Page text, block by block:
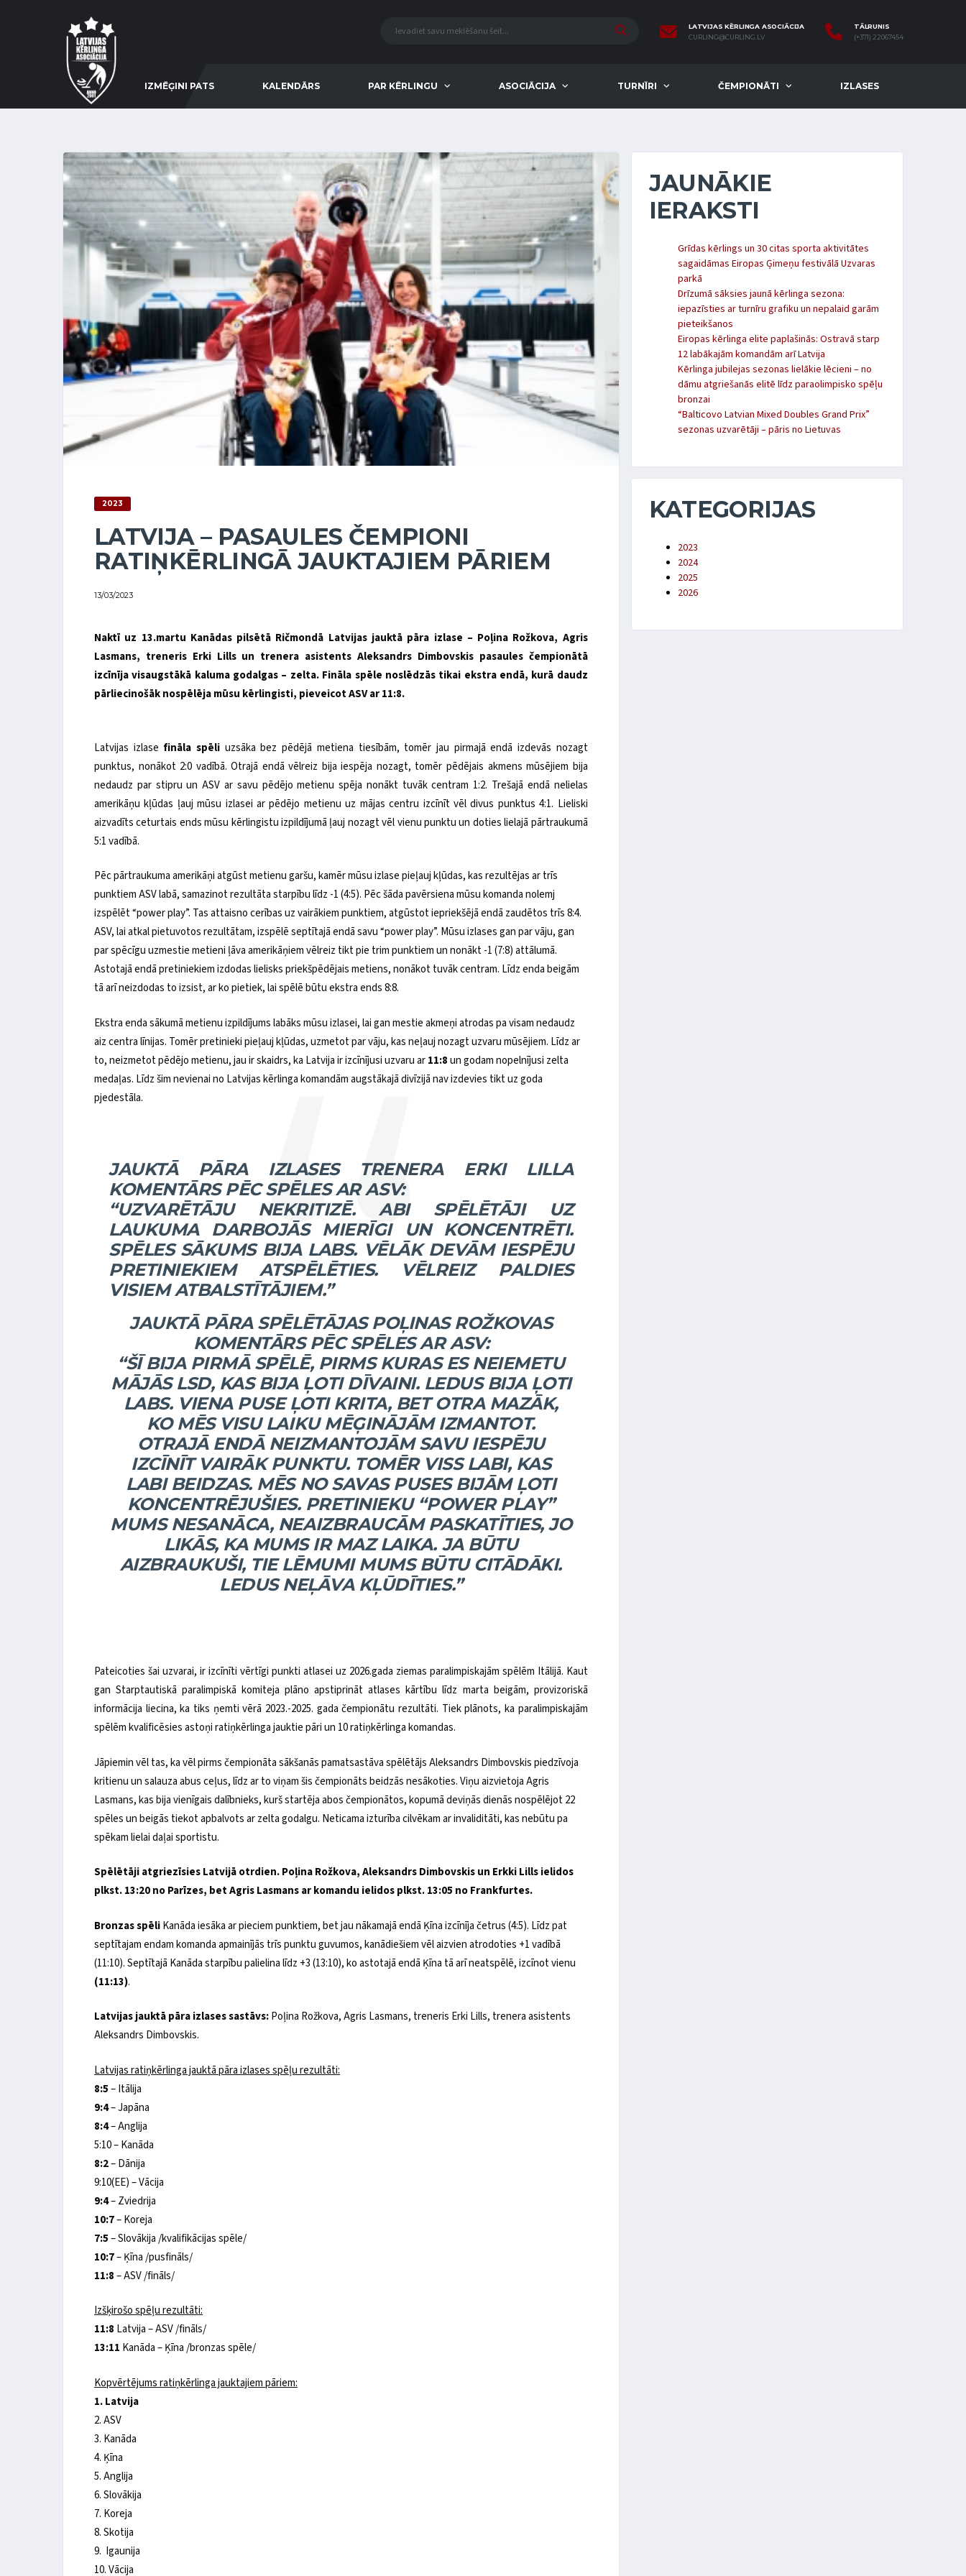
LATVIJAS KĒRLINGA ASOCIĀCIJA
CURLING@CURLING.LV
TĀLRUNIS
(+371) 22067454
IZMĒĢINI PATS KALENDĀRS PAR KĒRLINGU ASOCIĀCIJA TURNĪRI ČEMPIONĀTI IZLASES
2023
LATVIJA – PASAULES ČEMPIONI
RATIŅKĒRLINGĀ JAUKTAJIEM PĀRIEM
13/03/2023
Naktī uz 13.martu Kanādas pilsētā Ričmondā Latvijas jauktā pāra izlase – Poļina Rožkova, Agris
Lasmans, treneris Erki Lills un trenera asistents Aleksandrs Dimbovskis pasaules čempionātā
izcīnīja visaugstākā kaluma godalgas – zelta. Fināla spēle noslēdzās tikai ekstra endā, kurā daudz
pārliecinošāk nospēlēja mūsu kērlingisti, pieveicot ASV ar 11:8.
Latvijas izlase fināla spēli uzsāka bez pēdējā metiena tiesībām, tomēr jau pirmajā endā izdevās nozagt
punktus, nonākot 2:0 vadībā. Otrajā endā vēlreiz bija iespēja nozagt, tomēr pēdējais akmens mūsējiem bija
nedaudz par stipru un ASV ar savu pēdējo metienu spēja nonākt tuvāk centram 1:2. Trešajā endā nelielas
amerikāņu kļūdas ļauj mūsu izlasei ar pēdējo metienu uz mājas centru izcīnīt vēl divus punktus 4:1. Lieliski
aizvadīts ceturtais ends mūsu kērlingistu izpildījumā ļauj nozagt vēl vienu punktu un doties lielajā pārtraukumā
5:1 vadībā.
Pēc pārtraukuma amerikāņi atgūst metienu garšu, kamēr mūsu izlase pieļauj kļūdas, kas rezultējas ar trīs
punktiem ASV labā, samazinot rezultāta starpību līdz -1 (4:5). Pēc šāda pavērsiena mūsu komanda nolemj
izspēlēt “power play”. Tas attaisno cerības uz vairākiem punktiem, atgūstot iepriekšējā endā zaudētos trīs 8:4.
ASV, lai atkal pietuvotos rezultātam, izspēlē septītajā endā savu “power play”. Mūsu izlases gan par vāju, gan
par spēcīgu uzmestie metieni ļāva amerikāņiem vēlreiz tikt pie trim punktiem un nonākt -1 (7:8) attālumā.
Astotajā endā pretiniekiem izdodas lielisks priekšpēdējais metiens, nonākot tuvāk centram. Līdz enda beigām
tā arī neizdodas to izsist, ar ko pietiek, lai spēlē būtu ekstra ends 8:8.
Ekstra enda sākumā metienu izpildījums labāks mūsu izlasei, lai gan mestie akmeņi atrodas pa visam nedaudz
aiz centra līnijas. Tomēr pretinieki pieļauj kļūdas, uzmetot par vāju, kas neļauj nozagt uzvaru mūsējiem. Līdz ar
to, neizmetot pēdējo metienu, jau ir skaidrs, ka Latvija ir izcīnījusi uzvaru ar11:8un godam nopelnījusi zelta
medaļas. Līdz šim nevienai no Latvijas kērlinga komandām augstākajā divīzijā nav izdevies tikt uz goda
pjedestāla.
JAUKTĀ PĀRA IZLASES TRENERA ERKI LILLA
KOMENTĀRS PĒC SPĒLES AR ASV:
“UZVARĒTĀJU NEKRITIZĒ. ABI SPĒLĒTĀJI UZ
LAUKUMA DARBOJĀS MIERĪGI UN KONCENTRĒTI.
SPĒLES SĀKUMS BIJA LABS. VĒLĀK DEVĀM IESPĒJU
PRETINIEKIEM ATSPĒLĒTIES. VĒLREIZ PALDIES
VISIEM ATBALSTĪTĀJIEM.”
JAUKTĀ PĀRA SPĒLĒTĀJAS POĻINAS ROŽKOVAS
KOMENTĀRS PĒC SPĒLES AR ASV:
“ŠĪ BIJA PIRMĀ SPĒLĒ, PIRMS KURAS ES NEIEMETU
MĀJĀS LSD, KAS BIJA ĻOTI DĪVAINI. LEDUS BIJA ĻOTI
LABS. VIENA PUSE ĻOTI KRITA, BET OTRA MAZĀK,
KO MĒS VISU LAIKU MĒĢINĀJĀM IZMANTOT.
OTRAJĀ ENDĀ NEIZMANTOJĀM SAVU IESPĒJU
IZCĪNĪT VAIRĀK PUNKTU. TOMĒR VISS LABI, KAS
LABI BEIDZAS. MĒS NO SAVAS PUSES BIJĀM ĻOTI
KONCENTRĒJUŠIES. PRETINIEKU “POWER PLAY”
MUMS NESANĀCA, NEAIZBRAUCĀM PASKATĪTIES, JO
LIKĀS, KA MUMS IR MAZ LAIKA. JA BŪTU
AIZBRAUKUŠI, TIE LĒMUMI MUMS BŪTU CITĀDĀKI.
LEDUS NEĻĀVA KĻŪDĪTIES.”
Pateicoties šai uzvarai, ir izcīnīti vērtīgi punkti atlasei uz 2026.gada ziemas paralimpiskajām spēlēm Itālijā. Kaut
gan Starptautiskā paralimpiskā komiteja plāno apstiprināt atlases kārtību līdz marta beigām, provizoriskā
informācija liecina, ka tiks ņemti vērā 2023.-2025. gada čempionātu rezultāti. Tiek plānots, ka paralimpiskajām
spēlēm kvalificēsies astoņi ratiņkērlinga jauktie pāri un 10 ratiņkērlinga komandas.
Jāpiemin vēl tas, ka vēl pirms čempionāta sākšanās pamatsastāva spēlētājs Aleksandrs Dimbovskis piedzīvoja
kritienu un salauza abus ceļus, līdz ar to viņam šis čempionāts beidzās nesākoties. Viņu aizvietoja Agris
Lasmans, kas bija vienīgais dalībnieks, kurš startēja abos čempionātos, kopumā deviņās dienās nospēlējot 22
spēles un beigās tiekot apbalvots ar zelta godalgu. Neticama izturība cilvēkam ar invaliditāti, kas nebūtu pa
spēkam lielai daļai sportistu.
Spēlētāji atgriezīsies Latvijā otrdien. Poļina Rožkova, Aleksandrs Dimbovskis un Erkki Lills ielidos
plkst. 13:20 no Parīzes, bet Agris Lasmans ar komandu ielidos plkst. 13:05 no Frankfurtes.
Bronzas spēliKanāda iesāka ar pieciem punktiem, bet jau nākamajā endā Ķīna izcīnīja četrus (4:5). Līdz pat
septītajam endam komanda apmainījās trīs punktu guvumos, kanādiešiem vēl aizvien atrodoties +1 vadībā
(11:10). Septītajā Kanāda starpību palielina līdz +3 (13:10), ko astotajā endā Ķīna tā arī neatspēlē, izcīnot vienu
(11:13).
Latvijas jauktā pāra izlases sastāvs:Poļina Rožkova, Agris Lasmans, treneris Erki Lills, trenera asistents
Aleksandrs Dimbovskis.
Latvijas ratiņkērlinga jauktā pāra izlases spēļu rezultāti:
8:5– Itālija
9:4– Japāna
8:4– Anglija
5:10 – Kanāda
8:2– Dānija
9:10(EE) – Vācija
9:4– Zviedrija
10:7– Koreja
7:5– Slovākija /kvalifikācijas spēle/
10:7– Ķīna /pusfināls/
11:8– ASV /fināls/
Izšķirošo spēļu rezultāti:
11:8 Latvija – ASV /fināls/
13:11 Kanāda – Ķīna /bronzas spēle/
Kopvērtējums ratiņkērlinga jauktajiem pāriem:
1. Latvija
2. ASV
3. Kanāda
4. Ķīna
5. Anglija
6. Slovākija
7. Koreja
8. Skotija
9. Igaunija
10. Vācija
JAUNĀKIE
IERAKSTI
Grīdas kērlings un 30 citas sporta aktivitātes
sagaidāmas Eiropas Ģimeņu festivālā Uzvaras
parkā
Drīzumā sāksies jaunā kērlinga sezona:
iepazīsties ar turnīru grafiku un nepalaid garām
pieteikšanos
Eiropas kērlinga elite paplašinās: Ostravā starp
12 labākajām komandām arī Latvija
Kērlinga jubilejas sezonas lielākie lēcieni – no
dāmu atgriešanās elitē līdz paraolimpisko spēļu
bronzai
“Balticovo Latvian Mixed Doubles Grand Prix”
sezonas uzvarētāji – pāris no Lietuvas
KATEGORIJAS
2023
2024
2025
2026